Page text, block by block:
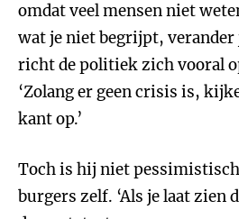
omdat veel mensen niet
wat je niet begrijpt, verander
richt de politiek zich vooral
‘Zolang er geen crisis is,
kant op.’
Toch is hij niet
burgers zelf. ‘Als je laat zien